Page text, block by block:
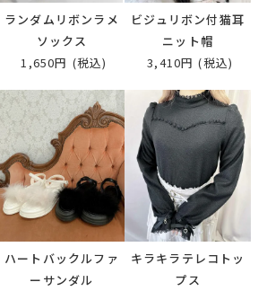
ランダムリボンラメ
ソックス
1,650円 (税込)
ビジュリボン付猫耳
ニット帽
3,410円 (税込)
ハートバックルファ
ーサンダル
キラキラテレコトッ
プス